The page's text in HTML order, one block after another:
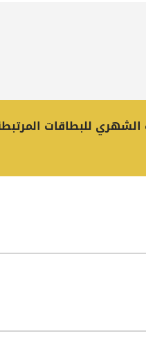
للبطاقات المرتبطة